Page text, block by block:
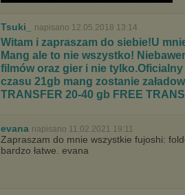
Tsuki_ napisano 12.05.2018 13:14
Witam i zapraszam do siebie!U
Mang ale to nie wszystko!
filmów oraz gier i nie
czasu 21gb mang zostanie
TRANSFER 20-40 gb FREE
evana napisano 11.02.2021 19:11
Zapraszam do mnie wszystkie fujoshi:
bardzo łatwe. evana